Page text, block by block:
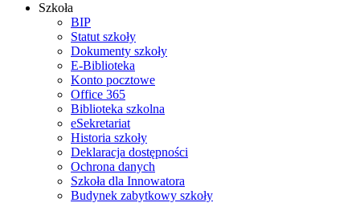
Szkoła
BIP
Statut szkoły
Dokumenty szkoły
E-Biblioteka
Konto pocztowe
Office 365
Biblioteka szkolna
eSekretariat
Historia szkoły
Deklaracja dostępności
Ochrona danych
Szkoła dla Innowatora
Budynek zabytkowy szkoły